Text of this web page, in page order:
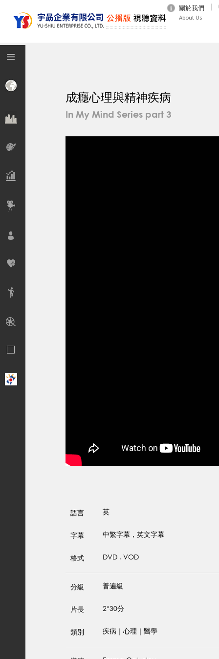
關於我們
About Us
成癮心理與精神疾病
In My Mind Series part 3
語言 英
字幕 中繁字幕，英文字幕
格式 DVD , VOD
分級 普遍級
片長 2*30分
類別 疾病｜心理｜醫學